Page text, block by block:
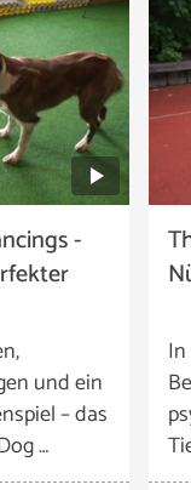
-
und ein
– das
…